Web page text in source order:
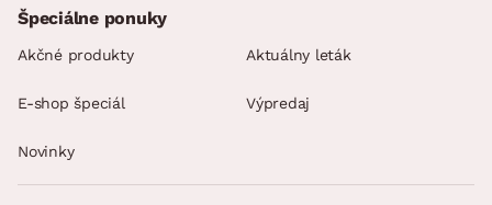
Špeciálne ponuky
Akčné produkty Aktuálny leták
E-shop špeciál Výpredaj
Novinky